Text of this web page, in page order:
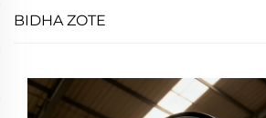
BIDHA ZOTE